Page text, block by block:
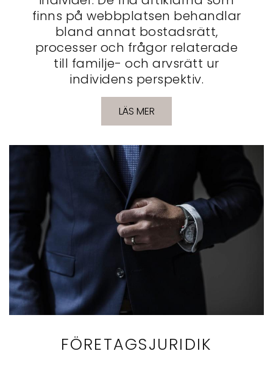
finns på webbplatsen behandlar
bland annat bostadsrätt,
processer och frågor relaterade
till familje- och arvsrätt ur
individens perspektiv.
LÄS MER
FÖRETAGSJURIDIK